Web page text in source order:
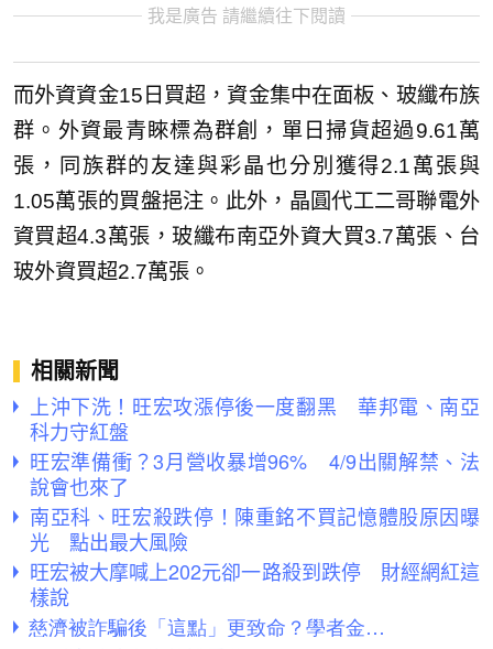
我是廣告 請繼續往下閱讀
而外資資金15日買超，資金集中在面板、玻纖布族
群。外資最青睞標為群創，單日掃貨超過9.61萬
張，同族群的友達與彩晶也分別獲得2.1萬張與
1.05萬張的買盤挹注。此外，晶圓代工二哥聯電外
資買超4.3萬張，玻纖布南亞外資大買3.7萬張、台
玻外資買超2.7萬張。
相關新聞
上沖下洗！旺宏攻漲停後一度翻黑 華邦電、南亞
科力守紅盤
旺宏準備衝？3月營收暴增96% 4/9出關解禁、法
說會也來了
南亞科、旺宏殺跌停！陳重銘不買記憶體股原因曝
光 點出最大風險
旺宏被大摩喊上202元卻一路殺到跌停 財經網紅這
樣說